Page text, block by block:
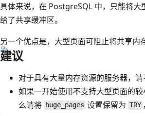
具体来说，在 PostgreSQL 中，只能将
给了共享缓冲区。
另一个优点是，大型页面可阻止将共享内
建议
对于具有大量内存资源的服务器，
如果一开始使用不支持大型页面的
么请将 huge_pages 设置保留为TRY